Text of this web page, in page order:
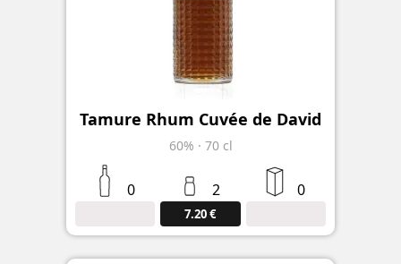
Tamure Rhum Cuvée de David
60% · 70 cl
0 2
7.20 €
0